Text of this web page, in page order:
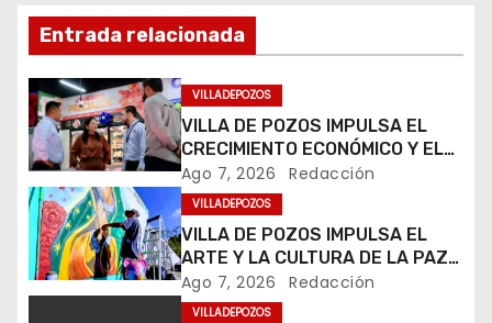
v
e
g
a
c
i
ó
Entrada relacionada
VILLADEPOZOS
VILLA DE POZOS IMPULSA EL
CRECIMIENTO ECONÓMICO Y EL
EMPLEO
Ago 7, 2026 Redacción
VILLADEPOZOS
VILLA DE POZOS IMPULSA EL
ARTE Y LA CULTURA DE LA PAZ
CON SERIE DE MURALES
TEMÁTICOS
Ago 7, 2026 Redacción
VILLADEPOZOS